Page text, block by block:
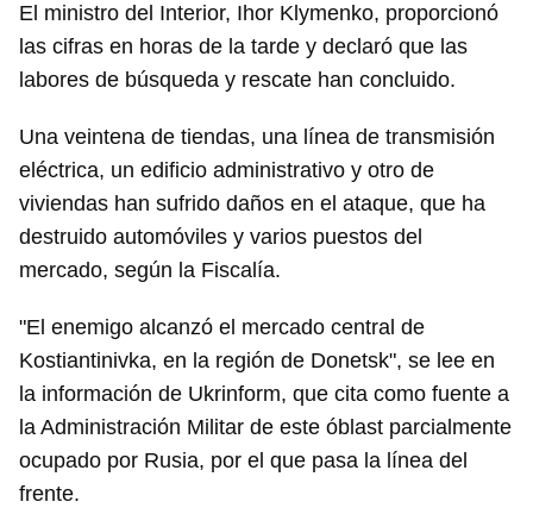
El ministro del Interior, Ihor Klymenko, proporcionó
las cifras en horas de la tarde y declaró que las
labores de búsqueda y rescate han concluido.
Una veintena de tiendas, una línea de transmisión
eléctrica, un edificio administrativo y otro de
viviendas han sufrido daños en el ataque, que ha
destruido automóviles y varios puestos del
mercado, según la Fiscalía.
"El enemigo alcanzó el mercado central de
Kostiantinivka, en la región de Donetsk", se lee en
la información de Ukrinform, que cita como fuente a
la Administración Militar de este óblast parcialmente
ocupado por Rusia, por el que pasa la línea del
frente.